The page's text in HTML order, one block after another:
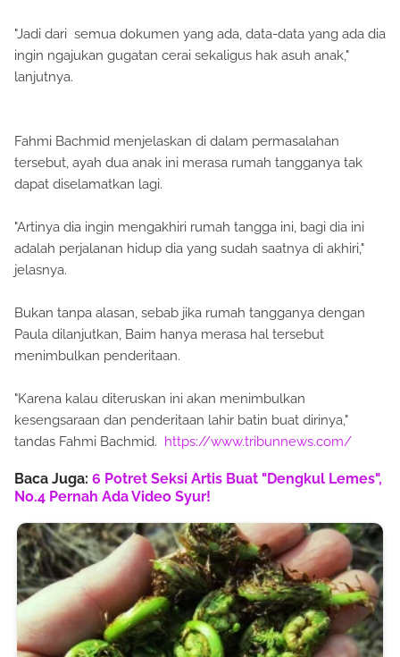
"Jadi dari semua dokumen yang ada, data-data yang ada dia
ingin ngajukan gugatan cerai sekaligus hak asuh anak,"
lanjutnya.
Fahmi Bachmid menjelaskan di dalam permasalahan
tersebut, ayah dua anak ini merasa rumah tangganya tak
dapat diselamatkan lagi.
"Artinya dia ingin mengakhiri rumah tangga ini, bagi dia ini
adalah perjalanan hidup dia yang sudah saatnya di akhiri,"
jelasnya.
Bukan tanpa alasan, sebab jika rumah tangganya dengan
Paula dilanjutkan, Baim hanya merasa hal tersebut
menimbulkan penderitaan.
"Karena kalau diteruskan ini akan menimbulkan
kesengsaraan dan penderitaan lahir batin buat dirinya,"
tandas Fahmi Bachmid. https://www.tribunnews.com/
Baca Juga: 6 Potret Seksi Artis Buat "Dengkul Lemes",
No.4 Pernah Ada Video Syur!